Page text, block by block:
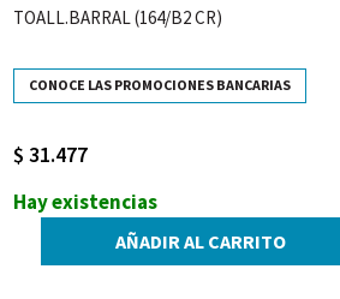
TOALL.BARRAL (164/B2 CR)
CONOCE LAS PROMOCIONES BANCARIAS
$ 31.477
Hay existencias
AÑADIR AL CARRITO